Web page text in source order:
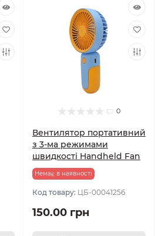
0
Вентилятор портативний
з 3-ма режимами
швидкості Handheld Fan
Немає в наявності
Код товару: ЦБ-00041256
150.00 грн